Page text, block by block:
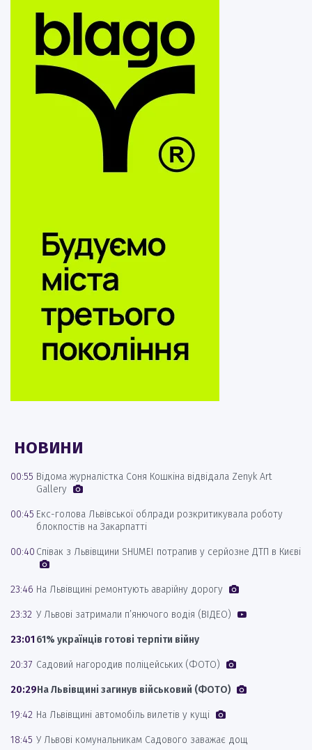
НОВИНИ
00:55 Відома журналістка Соня Кошкіна відвідала Zenyk Art
Gallery
00:45 Екс-голова Львівської облради розкритикувала роботу
блокпостів на Закарпатті
00:40 Співак з Львівщини SHUMEI потрапив у серйозне ДТП в Києві
23:46 На Львівщині ремонтують аварійну дорогу
23:32 У Львові затримали п’янючого водія (ВІДЕО)
23:01 61% українців готові терпіти війну
20:37 Садовий нагородив поліцейських (ФОТО)
20:29На Львівщині загинув військовий (ФОТО)
19:42 На Львівщині автомобіль вилетів у кущі
18:45 У Львові комунальникам Садового заважає дощ